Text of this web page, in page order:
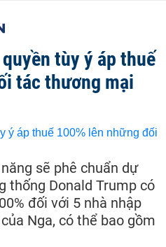
tùy ý áp thuế
tác thương mại
sẽ phê chuẩn dự
thống Donald Trump có
đối với 5 nhà nhập
Nga, có thể bao gồm